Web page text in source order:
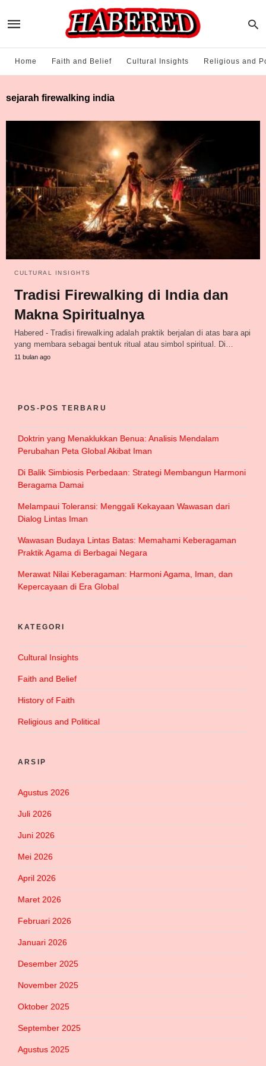
Home Faith and Belief Cultural Insights Religious and
sejarah firewalking india
CULTURAL INSIGHTS
Tradisi Firewalking di India dan
Makna Spiritualnya
Habered - Tradisi firewalking adalah praktik berjalan di atas bara api
yang membara sebagai bentuk ritual atau simbol spiritual. Di…
11 bulan ago
POS-POS TERBARU
Doktrin yang Menaklukkan Benua: Analisis Mendalam
Perubahan Peta Global Akibat Iman
Di Balik Simbiosis Perbedaan: Strategi Membangun Harmoni
Beragama Damai
Melampaui Toleransi: Menggali Kekayaan Wawasan dari
Dialog Lintas Iman
Wawasan Budaya Lintas Batas: Memahami Keberagaman
Praktik Agama di Berbagai Negara
Merawat Nilai Keberagaman: Harmoni Agama, Iman, dan
Kepercayaan di Era Global
KATEGORI
Cultural Insights
Faith and Belief
History of Faith
Religious and Political
ARSIP
Agustus 2026
Juli 2026
Juni 2026
Mei 2026
April 2026
Maret 2026
Februari 2026
Januari 2026
Desember 2025
November 2025
Oktober 2025
September 2025
Agustus 2025